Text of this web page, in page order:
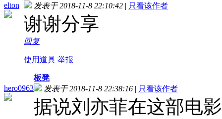
elton
发表于 2018-11-8 22:10:42 | 只看该作者
谢谢分享
回复
使用道具 举报
hero0963
板凳
发表于 2018-11-8 22:38:16 | 只看该作者
据说刘亦菲在这部电